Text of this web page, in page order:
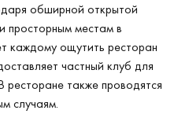
обширной открытой
просторным местам в
каждому ощутить ресторан
частный клуб для
ресторане также проводятся
случаям.